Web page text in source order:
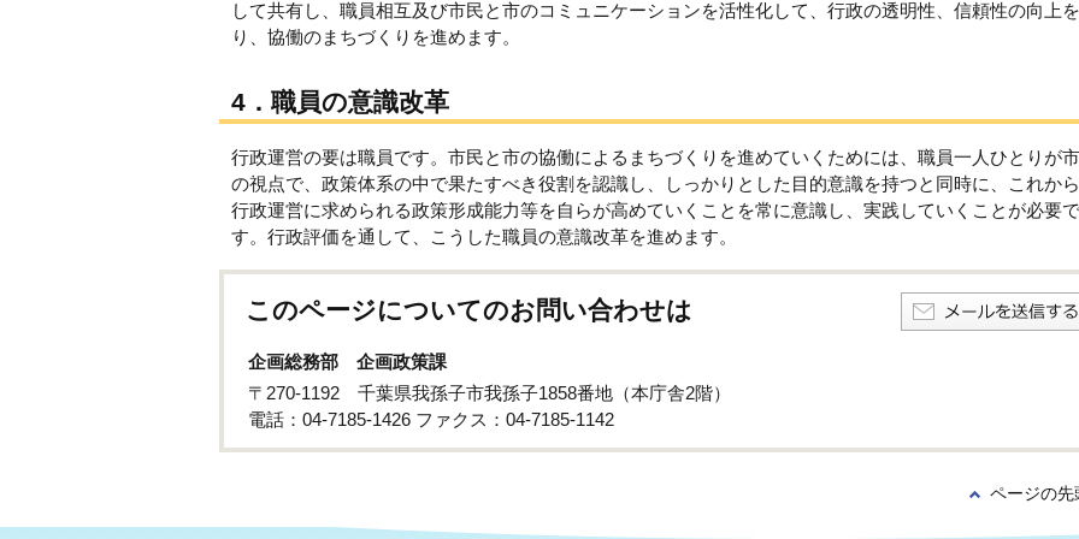
して共有し、職員相互及び市民と市のコミュニケーションを活性化して、行政の透明性、信頼性の向上
り、協働のまちづくりを進めます。
4．職員の意識改革
行政運営の要は職員です。市民と市の協働によるまちづくりを進めていくためには、職員一人ひとりが
の視点で、政策体系の中で果たすべき役割を認識し、しっかりとした目的意識を持つと同時に、これか
行政運営に求められる政策形成能力等を自らが高めていくことを常に意識し、実践していくことが必要で
す。行政評価を通して、こうした職員の意識改革を進めます。
このページについてのお問い合わせは
企画総務部 企画政策課
〒270-1192 千葉県我孫子市我孫子1858番地（本庁舎2階）
電話：04-7185-1426 ファクス：04-7185-1142
ページの先